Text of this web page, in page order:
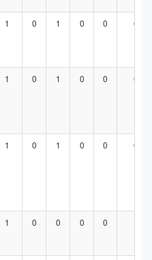
1 0 1 0 0 0
1 0 1 0 0 0
1 0 1 0 0 0
1 0 0 0 0